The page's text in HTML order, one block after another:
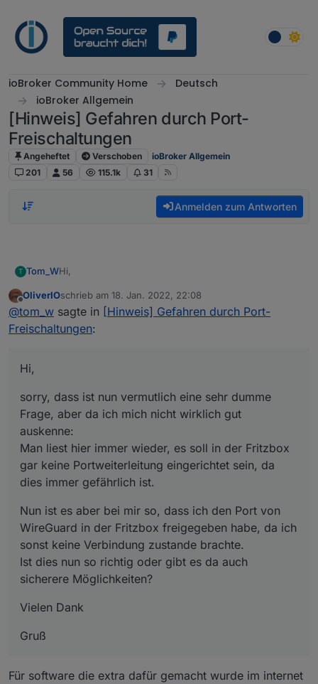
ioBroker Community Home
Deutsch
ioBroker Allgemein
[Hinweis] Gefahren durch Port-
Freischaltungen
Angeheftet Verschoben
ioBroker Allgemein
201
56 115.1k 31
Anmelden zum Antworten
T Tom_WHi,
sorry, dass ist nun vermutlich eine sehr dumme Frage,
aber da ich mich nicht wirklich gut auskenne:
Man liest hier immer wieder, es soll in der Fritzbox gar
keine Portweiterleitung eingerichtet sein, da dies
Nun ist es aber bei mir so, dass ich den Port von
WireGuard in der Fritzbox freigegeben habe, da ich
Offline
OliverIOschrieb am 18. Jan. 2022, 22:08
zuletzt editiert von
@tom_w sagte in [Hinweis] Gefahren durch Port-
Freischaltungen:
Hi,
sorry, dass ist nun vermutlich eine sehr dumme
Frage, aber da ich mich nicht wirklich gut
auskenne:
Man liest hier immer wieder, es soll in der Fritzbox
gar keine Portweiterleitung eingerichtet sein, da
dies immer gefährlich ist.
Nun ist es aber bei mir so, dass ich den Port von
WireGuard in der Fritzbox freigegeben habe, da ich
sonst keine Verbindung zustande brachte.
Ist dies nun so richtig oder gibt es da auch
sicherere Möglichkeiten?
Vielen Dank
Gruß
Für software die extra dafür gemacht wurde im internet